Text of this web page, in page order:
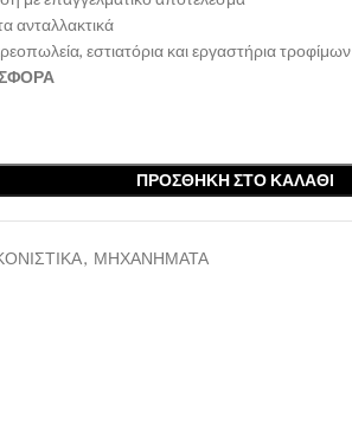
ανταλλακτικά
εστιατόρια και εργαστήρια τροφίμων
ΠΡΟΣΘΉΚΗ ΣΤΟ ΚΑΛΆΘΙ
, ΜΗΧΑΝΗΜΑΤΑ